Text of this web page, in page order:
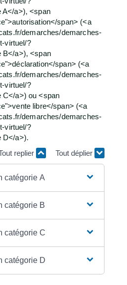
A</a>), <span
span> (<a
demarches/demarches-
virtuel/?
B</a>), <span
span> (<a
demarches/demarches-
virtuel/?
C</a>) ou <span
libre</span> (<a
demarches/demarches-
virtuel/?
D</a>).
replier
Tout déplier
catégorie A
catégorie B
catégorie C
catégorie D